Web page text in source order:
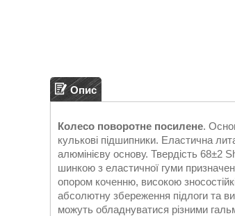
Опис
Колесо поворотне посилене.
кулькові підшипники. Еластична
алюмінієву основу. Твердість 68±2
шинкою з еластичної гуми
опором коченню, високою
абсолютну збереження підлоги та
можуть обладнуватися різними